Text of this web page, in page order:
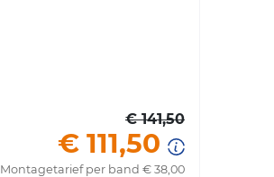
€ 141,50
€ 111,50
Montagetarief per band € 38,00